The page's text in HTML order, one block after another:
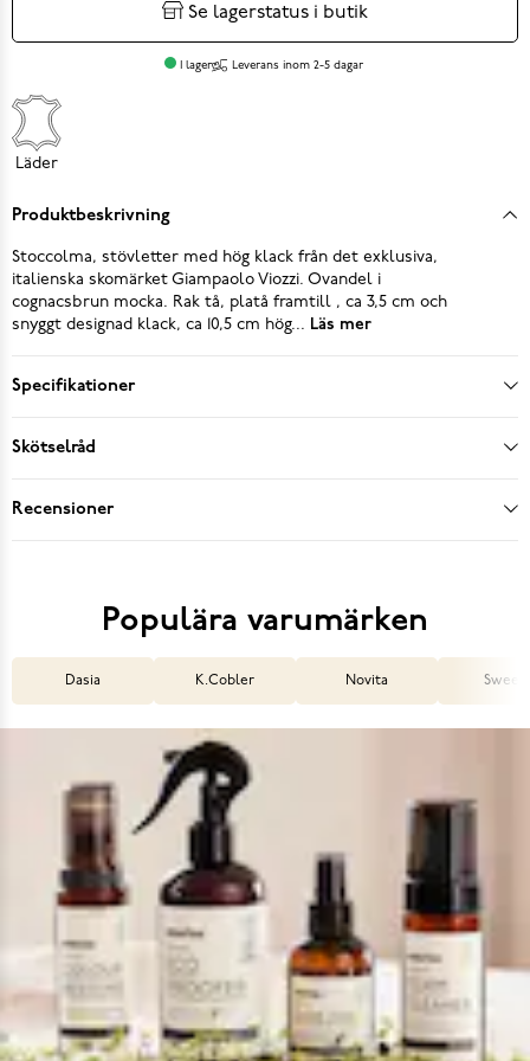
Se lagerstatus i butik
I lager Leverans inom 2-5 dagar
Läder
Produktbeskrivning
Stoccolma, stövletter med hög klack från det exklusiva,
italienska skomärket Giampaolo Viozzi. Ovandel i
cognacsbrun mocka. Rak tå, platå framtill , ca 3,5 cm och
snyggt designad klack, ca 10,5 cm hög... Läs mer
Specifikationer
Skötselråd
Recensioner
Populära varumärken
Dasia K.Cobler Novita